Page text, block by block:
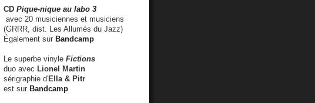
CD Pique-nique au labo 3
avec 20 musiciennes et musiciens
(GRRR, dist. Les Allumés du Jazz)
Également sur Bandcamp
Le superbe vinyle Fictions
duo avec Lionel Martin
sérigraphie d'Ella & Pitr
est sur Bandcamp